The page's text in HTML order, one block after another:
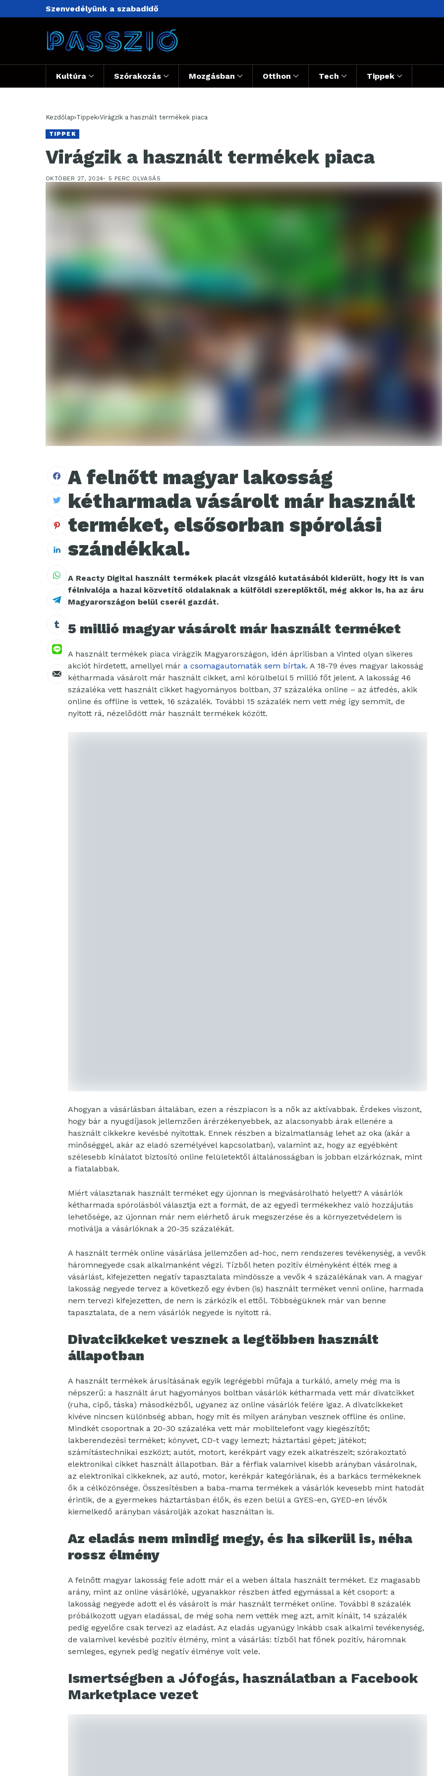
Szenvedélyünk a szabadidő
Kultúra Szórakozás Mozgásban Otthon Tech Tippek
Kezdőlap Tippek Virágzik a használt termékek piaca
TIPPEK
Virágzik a használt termékek piaca
OKTÓBER 27, 2024 5 PERC OLVASÁS
A felnőtt magyar lakosság
kétharmada vásárolt már használt
terméket, elsősorban spórolási
szándékkal.
A Reacty Digital használt termékek piacát vizsgáló kutatásából kiderült, hogy itt is van
félnivalója a hazai közvetítő oldalaknak a külföldi szereplőktől, még akkor is, ha az áru
Magyarországon belül cserél gazdát.
5 millió magyar vásárolt már használt terméket
A használt termékek piaca virágzik Magyarországon, idén áprilisban a Vinted olyan sikeres
akciót hirdetett, amellyel már a csomagautomaták sem bírtak. A 18-79 éves magyar lakosság
kétharmada vásárolt már használt cikket, ami körülbelül 5 millió főt jelent. A lakosság 46
százaléka vett használt cikket hagyományos boltban, 37 százaléka online – az átfedés, akik
online és offline is vettek, 16 százalék. További 15 százalék nem vett még így semmit, de
nyitott rá, nézelődött már használt termékek között.
Ahogyan a vásárlásban általában, ezen a részpiacon is a nők az aktívabbak. Érdekes viszont,
hogy bár a nyugdíjasok jellemzően árérzékenyebbek, az alacsonyabb árak ellenére a
használt cikkekre kevésbé nyitottak. Ennek részben a bizalmatlanság lehet az oka (akár a
minőséggel, akár az eladó személyével kapcsolatban), valamint az, hogy az egyébként
szélesebb kínálatot biztosító online felületektől általánosságban is jobban elzárkóznak, mint
a fiatalabbak.
Miért választanak használt terméket egy újonnan is megvásárolható helyett? A vásárlók
kétharmada spórolásból választja ezt a formát, de az egyedi termékekhez való hozzájutás
lehetősége, az újonnan már nem elérhető áruk megszerzése és a környezetvédelem is
motiválja a vásárlóknak a 20-35 százalékát.
A használt termék online vásárlása jellemzően ad-hoc, nem rendszeres tevékenység, a vevők
háromnegyede csak alkalmanként végzi. Tízből heten pozitív élményként élték meg a
vásárlást, kifejezetten negatív tapasztalata mindössze a vevők 4 százalékának van. A magyar
lakosság negyede tervez a következő egy évben (is) használt terméket venni online, harmada
nem tervezi kifejezetten, de nem is zárkózik el ettől. Többségüknek már van benne
tapasztalata, de a nem vásárlók negyede is nyitott rá.
Divatcikkeket vesznek a legtöbben használt
állapotban
A használt termékek árusításának egyik legrégebbi műfaja a turkáló, amely még ma is
népszerű: a használt árut hagyományos boltban vásárlók kétharmada vett már divatcikket
(ruha, cipő, táska) másodkézből, ugyanez az online vásárlók felére igaz. A divatcikkeket
kivéve nincsen különbség abban, hogy mit és milyen arányban vesznek offline és online.
Mindkét csoportnak a 20-30 százaléka vett már mobiltelefont vagy kiegészítőt;
lakberendezési terméket; könyvet, CD-t vagy lemezt; háztartási gépet; játékot;
számítástechnikai eszközt; autót, motort, kerékpárt vagy ezek alkatrészeit; szórakoztató
elektronikai cikket használt állapotban. Bár a férfiak valamivel kisebb arányban vásárolnak,
az elektronikai cikkeknek, az autó, motor, kerékpár kategóriának, és a barkács termékeknek
ők a célközönsége. Összesítésben a baba-mama termékek a vásárlók kevesebb mint hatodát
érintik, de a gyermekes háztartásban élők, és ezen belül a GYES-en, GYED-en lévők
kiemelkedő arányban vásárolják azokat használtan is.
Az eladás nem mindig megy, és ha sikerül is, néha
rossz élmény
A felnőtt magyar lakosság fele adott már el a weben általa használt terméket. Ez magasabb
arány, mint az online vásárlóké, ugyanakkor részben átfed egymással a két csoport: a
lakosság negyede adott el és vásárolt is már használt terméket online. További 8 százalék
próbálkozott ugyan eladással, de még soha nem vették meg azt, amit kínált, 14 százalék
pedig egyelőre csak tervezi az eladást. Az eladás ugyanúgy inkább csak alkalmi tevékenység,
de valamivel kevésbé pozitív élmény, mint a vásárlás: tízből hat főnek pozitív, háromnak
semleges, egynek pedig negatív élménye volt vele.
Ismertségben a Jófogás, használatban a Facebook
Marketplace vezet